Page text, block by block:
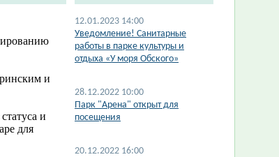
и
и
для
12.01.2023 14:00
​Уведомление! Санитарные
работы в парке культуры и
отдыха «У моря Обского»
28.12.2022 10:00
Парк "Арена" открыт для
посещения
20.12.2022 16:00